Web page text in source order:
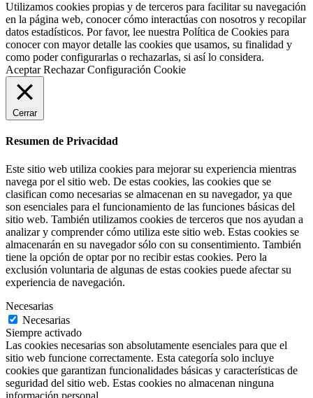
Utilizamos cookies propias y de terceros para facilitar su navegación
en la página web, conocer cómo interactúas con nosotros y recopilar
datos estadísticos. Por favor, lee nuestra Política de Cookies para
conocer con mayor detalle las cookies que usamos, su finalidad y
como poder configurarlas o rechazarlas, si así lo considera.
Aceptar Rechazar Configuración Cookie
Cerrar
Resumen de Privacidad
Este sitio web utiliza cookies para mejorar su experiencia mientras
navega por el sitio web. De estas cookies, las cookies que se
clasifican como necesarias se almacenan en su navegador, ya que
son esenciales para el funcionamiento de las funciones básicas del
sitio web. También utilizamos cookies de terceros que nos ayudan a
analizar y comprender cómo utiliza este sitio web. Estas cookies se
almacenarán en su navegador sólo con su consentimiento. También
tiene la opción de optar por no recibir estas cookies. Pero la
exclusión voluntaria de algunas de estas cookies puede afectar su
experiencia de navegación.
Necesarias
Necesarias
Siempre activado
Las cookies necesarias son absolutamente esenciales para que el
sitio web funcione correctamente. Esta categoría solo incluye
cookies que garantizan funcionalidades básicas y características de
seguridad del sitio web. Estas cookies no almacenan ninguna
información personal.